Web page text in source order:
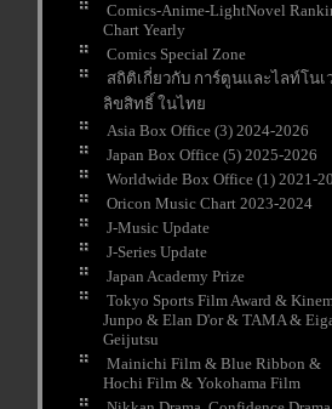
Comics-Anime-LightNovel
Chart Yearly
Comics Special Zone
สถิติเกี่ยวกับ การ์ตูนและไลท์โนเ
ลิขสิทธิ์ ในไท
Asia Box Office (3) 2024-2026
Japan Box Office (5) 2025-2026
Worldwide Box Office (1) 2021-
Oricon Music Chart 2023-2024
J-Music Update
J-Series Update
Japan Academy Prize
Tokyo Sports Film Award &
Junpo & Elan D'or & TAMA &
Geijutsu
Mainichi Film & Blue Ribbon &
Hochi Film & Yokohama Film